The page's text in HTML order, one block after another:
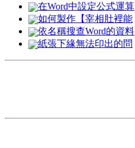
在Word中設定公式運算
如何製作【宰相肚裡能
依名稱搜查Word的資料
紙張下緣無法印出的問